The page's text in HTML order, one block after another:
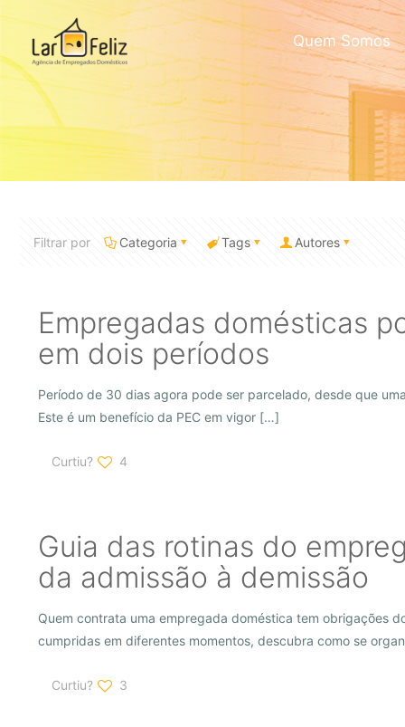
Quem Somos
Filtrar por Categoria Tags Autores
Empregadas domésticas
em dois períodos
Período de 30 dias agora pode ser parcelado, desde que
Este é um benefício da PEC em vigor […]
Curtiu? 4
Guia das rotinas do
da admissão à demissão
Quem contrata uma empregada doméstica tem obrigações
cumpridas em diferentes momentos, descubra como se
Curtiu? 3